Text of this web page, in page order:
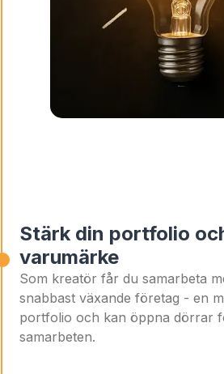
Stärk din portfolio
varumärke
Som kreatör får du samarbeta
snabbast växande företag - en
portfolio och kan öppna dörrar
samarbeten.